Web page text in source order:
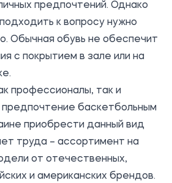
предпочтений. Однако
к вопросу нужно
Обычная обувь не обеспечит
с покрытием в зале или на
профессионалы, так и
баскетбольным
приобрести данный вид
труда – ассортимент на
от отечественных,
и американских брендов.